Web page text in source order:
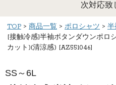
次対応致
TOP 商品一覧 ポロシャツ
半
[接触冷感]半袖ボタンダウンポロ
カット)(清涼感) [AZ551046]
SS～6L